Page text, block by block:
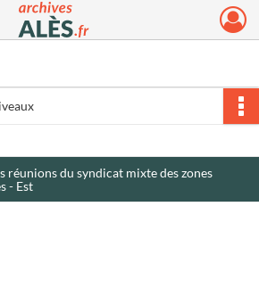
municipales d'Alès
réunions du syndicat mixte des zones
- Est